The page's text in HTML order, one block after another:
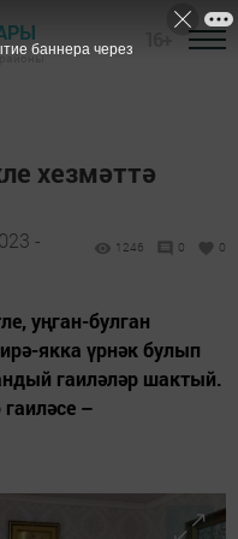
районы
хезмәттә
-
1246 0 0
уңган-булган
якка үрнәк булып
гаиләләр шактый.
–
баннера через